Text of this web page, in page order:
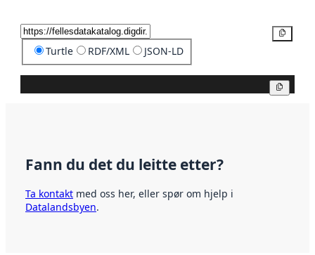
Turtle RDF/XML JSON-LD
Fann du det du leitte etter?
Ta kontakt med oss her, eller spør om hjelp i
Datalandsbyen.